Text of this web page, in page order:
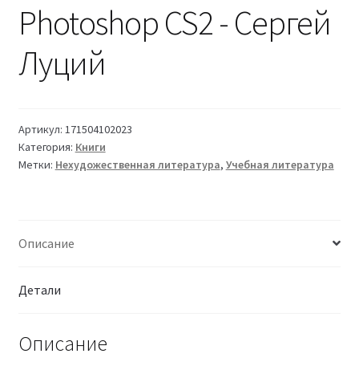
Photoshop CS2 - Сергей
Луций
Артикул: 171504102023
Категория: Книги
Метки: Нехудожественная литература, Учебная литература
Описание
Детали
Описание